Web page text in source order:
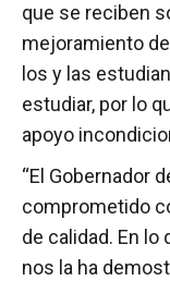
que se reciben
mejoramiento
los y las
estudiar, por lo
apoyo
“El Gobernador
comprometido
de calidad. En
nos la ha